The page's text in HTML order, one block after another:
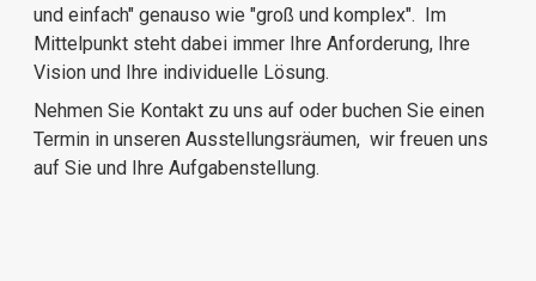
und einfach" genauso wie "groß und komplex". Im
Mittelpunkt steht dabei immer Ihre Anforderung, Ihre
Vision und Ihre individuelle Lösung.
Nehmen Sie Kontakt zu uns auf oder buchen Sie einen
Termin in unseren Ausstellungsräumen, wir freuen uns
auf Sie und Ihre Aufgabenstellung.